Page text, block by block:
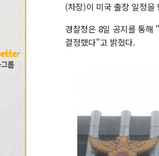
(차장)이 미국 출장 일정을
경찰청은 8일 공지를 통해
결정했다"고 밝혔다.